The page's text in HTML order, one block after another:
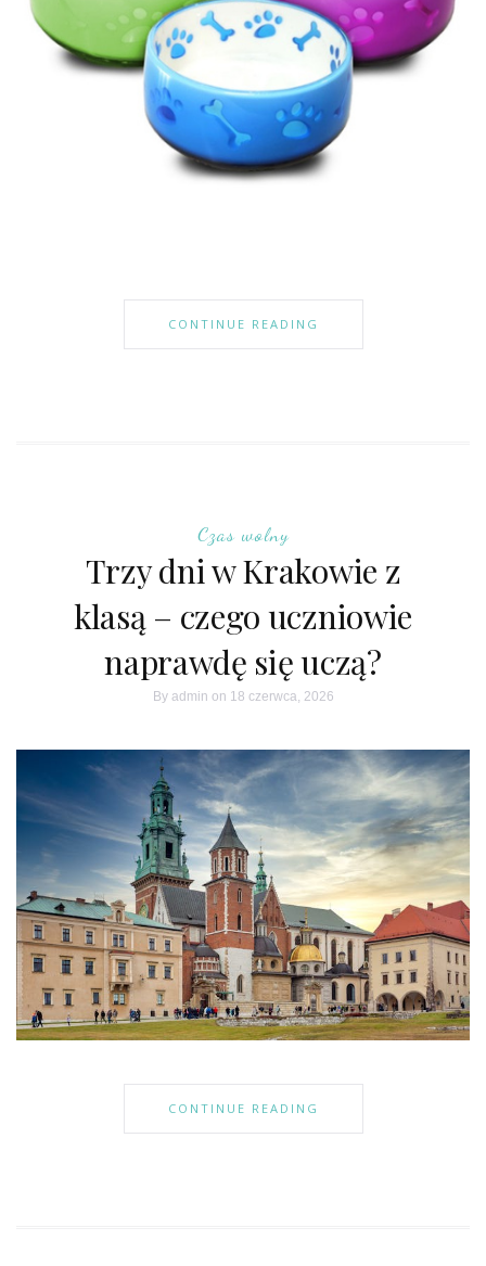
CONTINUE READING
Czas wolny
Trzy dni w Krakowie z
klasą – czego uczniowie
naprawdę się uczą?
By admin on 18 czerwca, 2026
CONTINUE READING